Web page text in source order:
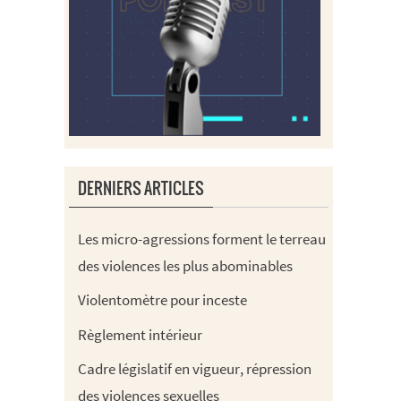
DERNIERS ARTICLES
Les micro-agressions forment le terreau
des violences les plus abominables
Violentomètre pour inceste
Règlement intérieur
Cadre législatif en vigueur, répression
des violences sexuelles